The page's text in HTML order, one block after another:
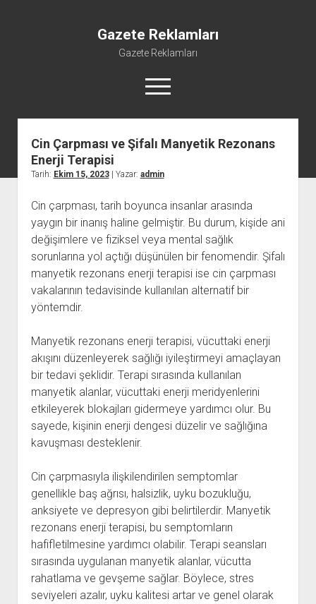
Gazete Reklamları
Gazete Reklamları
menüyü
aç
Cin Çarpması ve Şifalı Manyetik Rezonans
Enerji Terapisi
Tarih: Ekim 15, 2023| Yazar: admin
Cin çarpması, tarih boyunca insanlar arasında
yaygın bir inanış haline gelmiştir. Bu durum, kişide ani
değişimlere ve fiziksel veya mental sağlık
sorunlarına yol açtığı düşünülen bir fenomendir. Şifalı
manyetik rezonans enerji terapisi ise cin çarpması
vakalarının tedavisinde kullanılan alternatif bir
yöntemdir.
Manyetik rezonans enerji terapisi, vücuttaki enerji
akışını düzenleyerek sağlığı iyileştirmeyi amaçlayan
bir tedavi şeklidir. Terapi sırasında kullanılan
manyetik alanlar, vücuttaki enerji meridyenlerini
etkileyerek blokajları gidermeye yardımcı olur. Bu
sayede, kişinin enerji dengesi düzelir ve sağlığına
kavuşması desteklenir.
Cin çarpmasıyla ilişkilendirilen semptomlar
genellikle baş ağrısı, halsizlik, uyku bozukluğu,
anksiyete ve depresyon gibi belirtilerdir. Manyetik
rezonans enerji terapisi, bu semptomların
hafifletilmesine yardımcı olabilir. Terapi seansları
sırasında uygulanan manyetik alanlar, vücutta
rahatlama ve gevşeme sağlar. Böylece, stres
seviyeleri azalır, uyku kalitesi artar ve genel olarak